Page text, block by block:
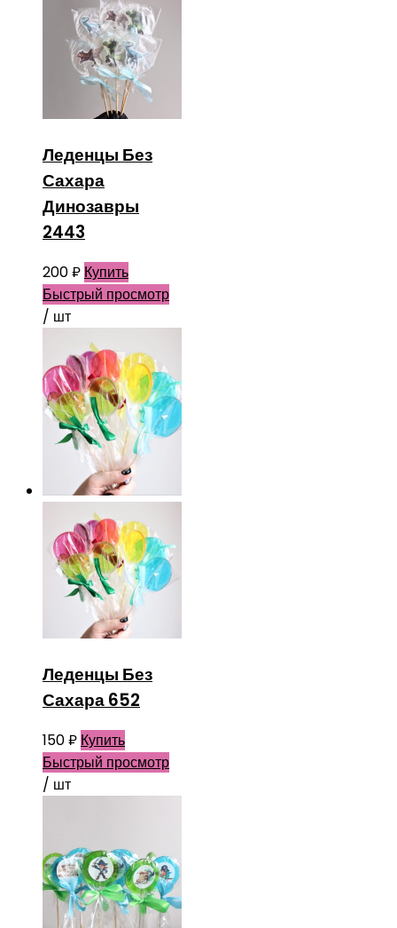
Леденцы Без
Сахара
Динозавры
2443
200₽ Купить
Быстрый просмотр
/ шт
Леденцы Без
Сахара 652
150₽ Купить
Быстрый просмотр
/ шт